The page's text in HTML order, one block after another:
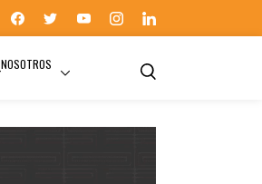
NOSOTROS